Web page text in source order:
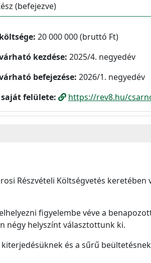
(befejezve)
20 000 000 (bruttó Ft)
kezdése: 2025/4. negyedév
befejezése: 2026/1. negyedév
felülete:
https://rev8.hu/
Részvételi Költségvetés
figyelembe véve a
négy helyszínt választottunk ki.
és a sűrű